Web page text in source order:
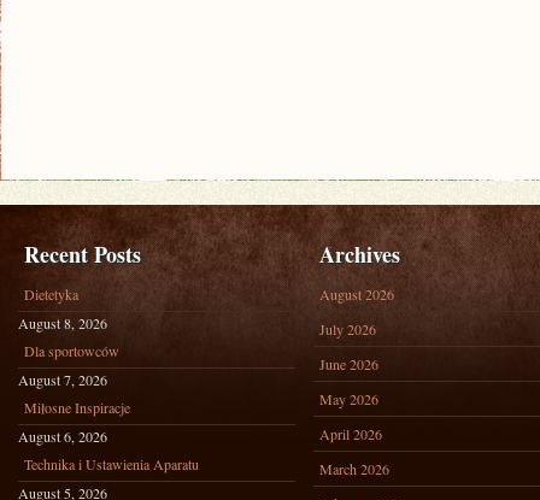
Recent Posts
Dietetyka
August 8, 2026
Dla sportowców
August 7, 2026
Miłosne Inspiracje
August 6, 2026
Technika i Ustawienia Aparatu
August 5, 2026
Archives
August 2026
July 2026
June 2026
May 2026
April 2026
March 2026